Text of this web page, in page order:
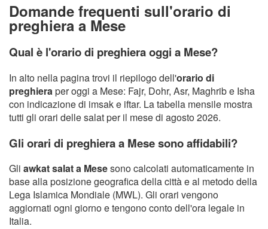
Domande frequenti sull'orario di
preghiera a Mese
Qual è l'orario di preghiera oggi a Mese?
In alto nella pagina trovi il riepilogo dell'orario di
preghieraper oggi a Mese: Fajr, Dohr, Asr, Maghrib e Isha
con indicazione di imsak e iftar. La tabella mensile mostra
tutti gli orari delle salat per il mese di agosto 2026.
Gli orari di preghiera a Mese sono affidabili?
Gli awkat salat a Mesesono calcolati automaticamente in
base alla posizione geografica della città e al metodo della
Lega Islamica Mondiale (MWL). Gli orari vengono
aggiornati ogni giorno e tengono conto dell'ora legale in
Italia.